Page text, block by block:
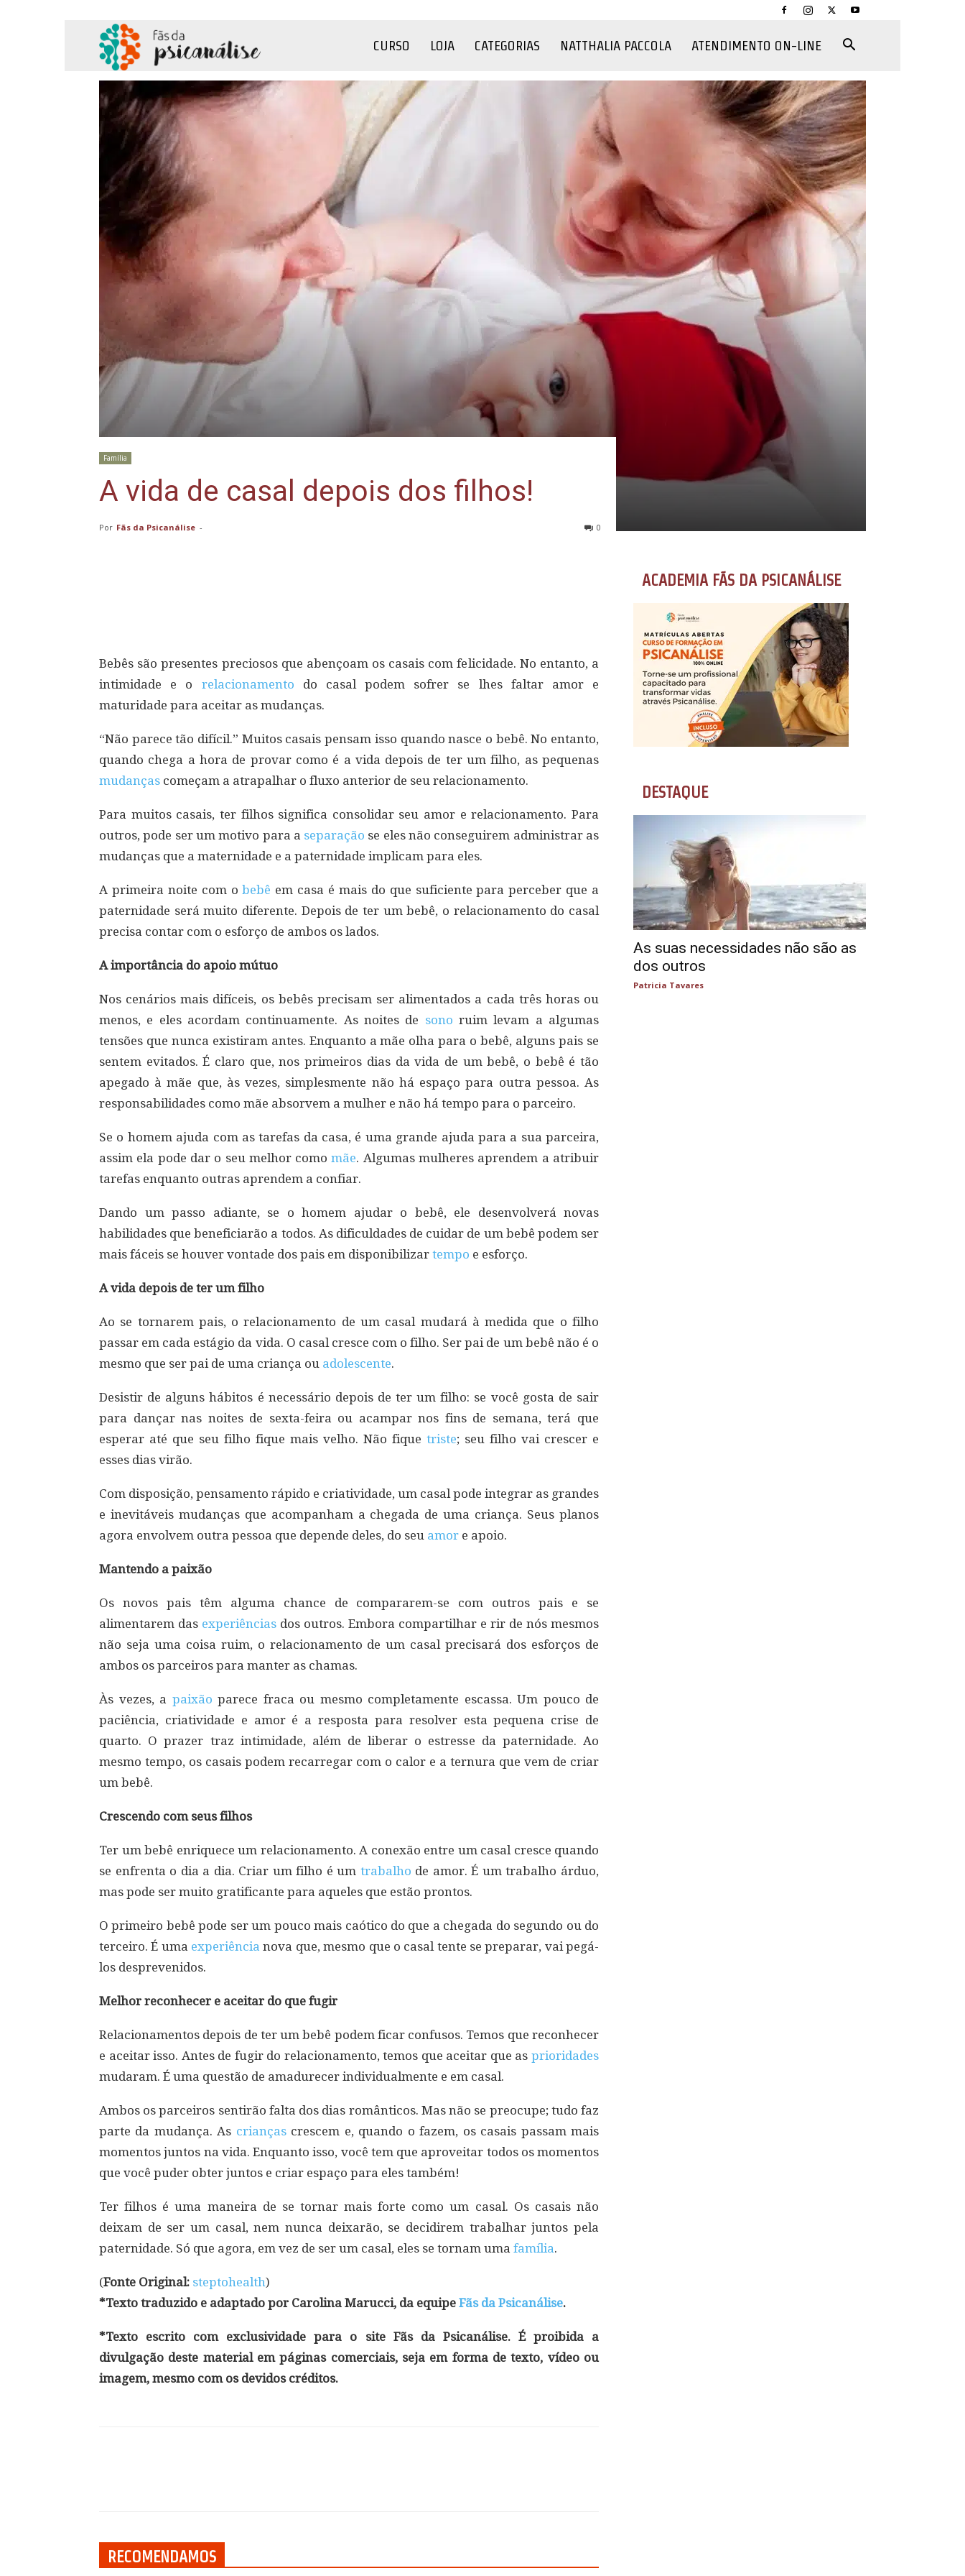
da
CURSO LOJA CATEGORIAS NATTHALIA PACCOLA ATENDIMENTO ON-LINE
Família
A vida de casal depois dos filhos!
Por Fãs da Psicanálise - 0
Bebês são presentes preciosos que abençoam os casais com felicidade. No entanto, a
intimidade e o relacionamento do casal podem sofrer se lhes faltar amor e
maturidade para aceitar as mudanças.
“Não parece tão difícil.” Muitos casais pensam isso quando nasce o bebê. No entanto,
quando chega a hora de provar como é a vida depois de ter um filho, as pequenas
mudanças começam a atrapalhar o fluxo anterior de seu relacionamento.
Para muitos casais, ter filhos significa consolidar seu amor e relacionamento. Para
outros, pode ser um motivo para a separação se eles não conseguirem administrar as
mudanças que a maternidade e a paternidade implicam para eles.
A primeira noite com obebê em casa é mais do que suficiente para perceber que a
paternidade será muito diferente. Depois de ter um bebê, o relacionamento do casal
precisa contar com o esforço de ambos os lados.
A importância do apoio mútuo
Nos cenários mais difíceis, os bebês precisam ser alimentados a cada três horas ou
menos, e eles acordam continuamente. As noites de sono ruim levam a algumas
tensões que nunca existiram antes. Enquanto a mãe olha para o bebê, alguns pais se
sentem evitados. É claro que, nos primeiros dias da vida de um bebê, o bebê é tão
apegado à mãe que, às vezes, simplesmente não há espaço para outra pessoa. As
responsabilidades como mãe absorvem a mulher e não há tempo para o parceiro.
Se o homem ajuda com as tarefas da casa, é uma grande ajuda para a sua parceira,
assim ela pode dar o seu melhor comomãe. Algumas mulheres aprendem a atribuir
tarefas enquanto outras aprendem a confiar.
Dando um passo adiante, se o homem ajudar o bebê, ele desenvolverá novas
habilidades que beneficiarão a todos. As dificuldades de cuidar de um bebê podem ser
mais fáceis se houver vontade dos pais em disponibilizar tempo e esforço.
A vida depois de ter um filho
Ao se tornarem pais, o relacionamento de um casal mudará à medida que o filho
passar em cada estágio da vida. O casal cresce com o filho. Ser pai de um bebê não é o
mesmo que ser pai de uma criança ou adolescente.
Desistir de alguns hábitos é necessário depois de ter um filho: se você gosta de sair
para dançar nas noites de sexta-feira ou acampar nos fins de semana, terá que
esperar até que seu filho fique mais velho. Não fique triste; seu filho vai crescer e
esses dias virão.
Com disposição, pensamento rápido e criatividade, um casal pode integrar as grandes
e inevitáveis mudanças que acompanham a chegada de uma criança. Seus planos
agora envolvem outra pessoa que depende deles, do seu amor e apoio.
Mantendo a paixão
Os novos pais têm alguma chance de compararem-se com outros pais e se
alimentarem das experiências dos outros. Embora compartilhar e rir de nós mesmos
não seja uma coisa ruim, o relacionamento de um casal precisará dos esforços de
ambos os parceiros para manter as chamas.
Às vezes, a paixão parece fraca ou mesmo completamente escassa. Um pouco de
paciência, criatividade e amor é a resposta para resolver esta pequena crise de
quarto. O prazer traz intimidade, além de liberar o estresse da paternidade. Ao
mesmo tempo, os casais podem recarregar com o calor e a ternura que vem de criar
um bebê.
Crescendo com seus filhos
Ter um bebê enriquece um relacionamento. A conexão entre um casal cresce quando
se enfrenta o dia a dia. Criar um filho é um trabalho de amor. É um trabalho árduo,
mas pode ser muito gratificante para aqueles que estão prontos.
O primeiro bebê pode ser um pouco mais caótico do que a chegada do segundo ou do
terceiro. É uma experiência nova que, mesmo que o casal tente se preparar, vai pegá-
los desprevenidos.
Melhor reconhecer e aceitar do que fugir
Relacionamentos depois de ter um bebê podem ficar confusos. Temos que reconhecer
e aceitar isso. Antes de fugir do relacionamento, temos que aceitar que as prioridades
mudaram. É uma questão de amadurecer individualmente e em casal.
Ambos os parceiros sentirão falta dos dias românticos. Mas não se preocupe; tudo faz
parte da mudança. As criançascrescem e, quando o fazem, os casais passam mais
momentos juntos na vida. Enquanto isso, você tem que aproveitar todos os momentos
que você puder obter juntos e criar espaço para eles também!
Ter filhos é uma maneira de se tornar mais forte como um casal. Os casais não
deixam de ser um casal, nem nunca deixarão, se decidirem trabalhar juntos pela
paternidade. Só que agora, em vez de ser um casal, eles se tornam uma família.
(Fonte Original: steptohealth)
*Texto traduzido e adaptado por Carolina Marucci, da equipe Fãs da Psicanálise.
*Texto escrito com exclusividade para o site Fãs da Psicanálise. É proibida a
divulgação deste material em páginas comerciais, seja em forma de texto, vídeo ou
imagem, mesmo com os devidos créditos.
RECOMENDAMOS
ACADEMIA FÃS DA PSICANÁLISE
DESTAQUE
As suas necessidades não são as
dos outros
Patricia Tavares